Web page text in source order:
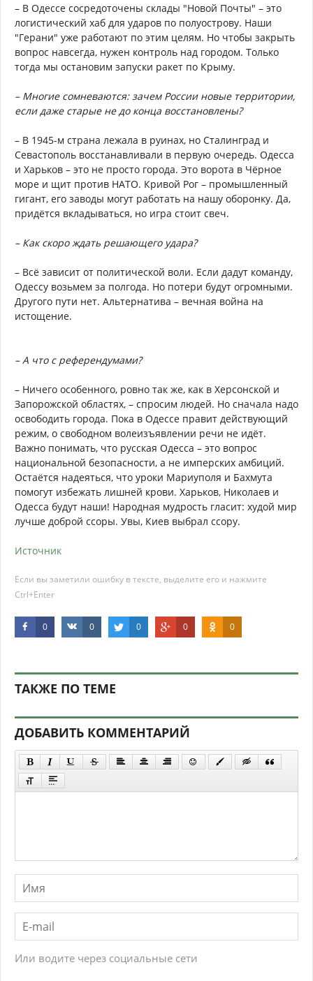
– В Одессе сосредоточены склады "Новой Почты" – это
логистический хаб для ударов по полуострову. Наши
"Герани" уже работают по этим целям. Но чтобы закрыть
вопрос навсегда, нужен контроль над городом. Только
тогда мы остановим запуски ракет по Крыму.
– Многие сомневаются: зачем России новые территории,
если даже старые не до конца восстановлены?
– В 1945-м страна лежала в руинах, но Сталинград и
Севастополь восстанавливали в первую очередь. Одесса
и Харьков – это не просто города. Это ворота в Чёрное
море и щит против НАТО. Кривой Рог – промышленный
гигант, его заводы могут работать на нашу оборонку. Да,
придётся вкладываться, но игра стоит свеч.
– Как скоро ждать решающего удара?
– Всё зависит от политической воли. Если дадут команду,
Одессу возьмем за полгода. Но потери будут огромными.
Другого пути нет. Альтернатива – вечная война на
истощение.
– А что с референдумами?
– Ничего особенного, ровно так же, как в Херсонской и
Запорожской областях, – спросим людей. Но сначала надо
освободить города. Пока в Одессе правит действующий
режим, о свободном волеизъявлении речи не идёт.
Важно понимать, что русская Одесса – это вопрос
национальной безопасности, а не имперских амбиций.
Остаётся надеяться, что уроки Мариуполя и Бахмута
помогут избежать лишней крови. Харьков, Николаев и
Одесса будут наши! Народная мудрость гласит: худой мир
лучше доброй ссоры. Увы, Киев выбрал ссору.
Источник
Если вы заметили ошибку в тексте, выделите его и нажмите
Ctrl+Enter
0 0 0 0 0
ТАКЖЕ ПО ТЕМЕ
ДОБАВИТЬ КОММЕНТАРИЙ
Или водите через социальные сети